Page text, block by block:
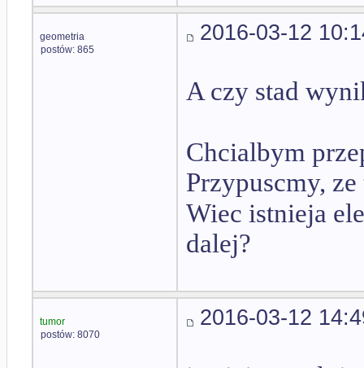
geometria
postów: 865
2016-03-12
A czy stad
Chcialbym
Przypuscmy,
Wiec istnieja
dalej?
tumor
postów: 8070
2016-03-12